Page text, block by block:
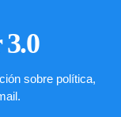
la visa
sobre política,